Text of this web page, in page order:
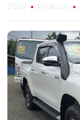
2022 Pickups